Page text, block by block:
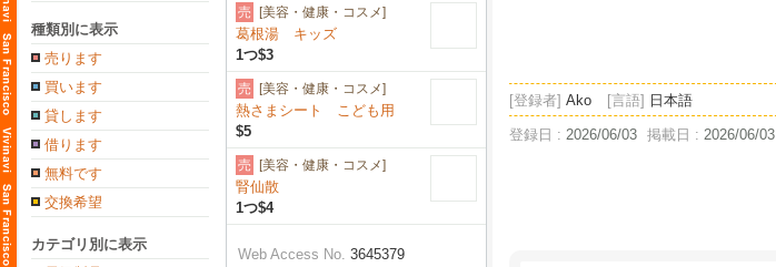
種類別に表示
売ります
買います
貸します
借ります
無料です
交換希望
カテゴリ別に表示
売 [美容・健康・コスメ]
葛根湯 キッズ
1つ$3
売 [美容・健康・コスメ]
熱さまシート こども用
$5
売 [美容・健康・コスメ]
腎仙散
1つ$4
Web Access No. 3645379
[登録者] Ako [言語] 日本語
登録日 : 2026/06/03 掲載日 : 2026/06/03